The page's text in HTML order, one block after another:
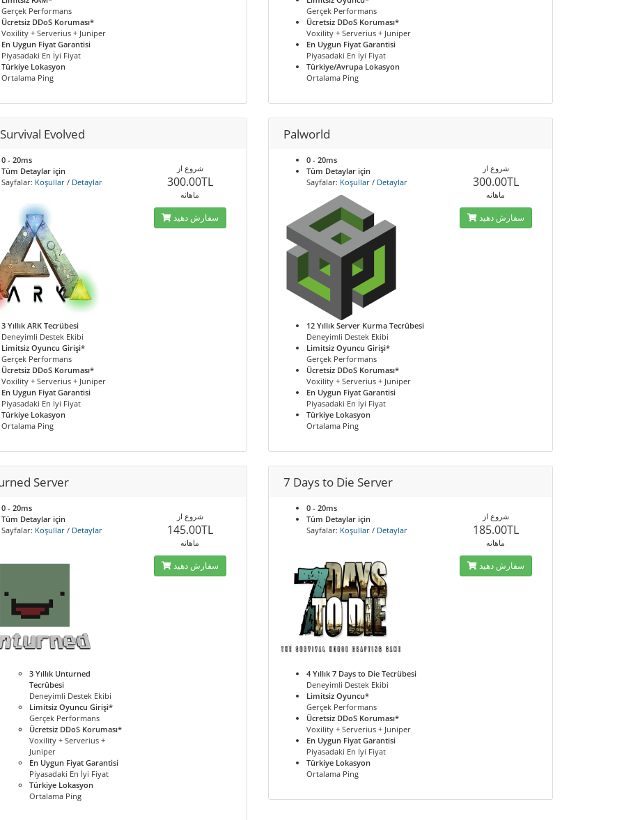
Gerçek Performans
Ücretsiz DDoS Koruması*
Voxility + Serverius + Juniper
En Uygun Fiyat Garantisi
Piyasadaki En İyi Fiyat
Türkiye Lokasyon
Ortalama Ping
Gerçek Performans
Ücretsiz DDoS Koruması*
Voxility + Serverius + Juniper
En Uygun Fiyat Garantisi
Piyasadaki En İyi Fiyat
Türkiye/Avrupa Lokasyon
Ortalama Ping
Evolved
0 - 20ms
Tüm Detaylar için
Sayfalar: Koşullar/ Detaylar
3 Yıllık ARK Tecrübesi
Deneyimli Destek Ekibi
Limitsiz Oyuncu Girişi*
Gerçek Performans
Ücretsiz DDoS Koruması*
Voxility + Serverius + Juniper
En Uygun Fiyat Garantisi
Piyasadaki En İyi Fiyat
Türkiye Lokasyon
Ortalama Ping
شروع از
300.00TL
ماهانه
سفارش دهید
Palworld
0 - 20ms
Tüm Detaylar için
Sayfalar: Koşullar / Detaylar
12 Yıllık Server Kurma Tecrübesi
Deneyimli Destek Ekibi
Limitsiz Oyuncu Girişi*
Gerçek Performans
Ücretsiz DDoS Koruması*
Voxility + Serverius + Juniper
En Uygun Fiyat Garantisi
Piyasadaki En İyi Fiyat
Türkiye Lokasyon
Ortalama Ping
شروع از
300.00TL
ماهانه
سفارش دهید
Server
0 - 20ms
Tüm Detaylar için
Sayfalar: Koşullar/ Detaylar
3 Yıllık Unturned
Tecrübesi
Deneyimli Destek Ekibi
Limitsiz Oyuncu Girişi*
Gerçek Performans
Ücretsiz DDoS Koruması*
Voxility + Serverius +
Juniper
En Uygun Fiyat Garantisi
Piyasadaki En İyi Fiyat
Türkiye Lokasyon
Ortalama Ping
شروع از
145.00TL
ماهانه
سفارش دهید
7 Days to Die Server
0 - 20ms
Tüm Detaylar için
Sayfalar: Koşullar / Detaylar
4 Yıllık 7 Days to Die Tecrübesi
Deneyimli Destek Ekibi
Limitsiz Oyuncu*
Gerçek Performans
Ücretsiz DDoS Koruması*
Voxility + Serverius + Juniper
En Uygun Fiyat Garantisi
Piyasadaki En İyi Fiyat
Türkiye Lokasyon
Ortalama Ping
شروع از
185.00TL
ماهانه
سفارش دهید